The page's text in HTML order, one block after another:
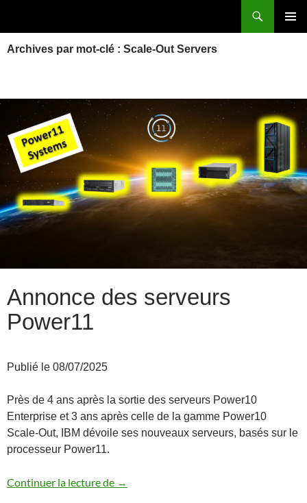
Archives par mot-clé : Scale-Out Servers
Annonce des serveurs
Power11
Publié le 08/07/2025
Près de 4 ans après la sortie des serveurs Power10
Enterprise et 3 ans après celle de la gamme Power10
Scale-Out, IBM dévoile ses nouveaux serveurs, basés sur le
processeur Power11.
Continuer la lecture de Annonce des serveurs Power11
→